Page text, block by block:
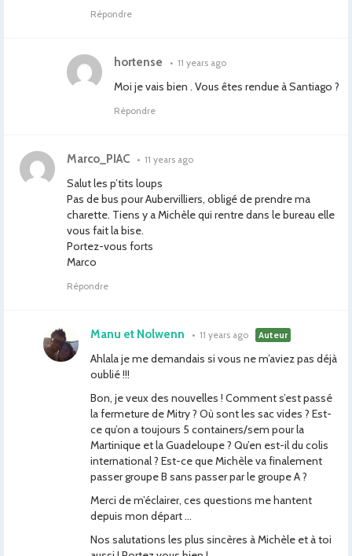
Répondre
hortense • 11 years ago
Moi je vais bien . Vous êtes rendue à Santiago ?
Répondre
Marco_PIAC • 11 years ago
Salut les p’tits loups
Pas de bus pour Aubervilliers, obligé de prendre ma
charette. Tiens y a Michèle qui rentre dans le bureau elle
vous fait la bise.
Portez-vous forts
Marco
Répondre
Manu et Nolwenn • 11 years ago Auteur
Ahlala je me demandais si vous ne m’aviez pas déjà
oublié !!!
Bon, je veux des nouvelles ! Comment s’est passé
la fermeture de Mitry ? Où sont les sac vides ? Est-
ce qu’on a toujours 5 containers/sem pour la
Martinique et la Guadeloupe ? Qu’en est-il du colis
international ? Est-ce que Michèle va finalement
passer groupe B sans passer par le groupe A ?
Merci de m’éclairer, ces questions me hantent
depuis mon départ …
Nos salutations les plus sincères à Michèle et à toi